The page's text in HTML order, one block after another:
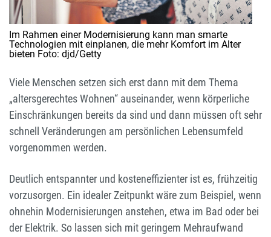
Im Rahmen einer Modernisierung kann man smarte
Technologien mit einplanen, die mehr Komfort im Alter
bieten Foto: djd/Getty
Viele Menschen setzen sich erst dann mit dem Thema
„altersgerechtes Wohnen“ auseinander, wenn körperliche
Einschränkungen bereits da sind und dann müssen oft sehr
schnell Veränderungen am persönlichen Lebensumfeld
vorgenommen werden.
Deutlich entspannter und kosteneffizienter ist es, frühzeitig
vorzusorgen. Ein idealer Zeitpunkt wäre zum Beispiel, wenn
ohnehin Modernisierungen anstehen, etwa im Bad oder bei
der Elektrik. So lassen sich mit geringem Mehraufwand